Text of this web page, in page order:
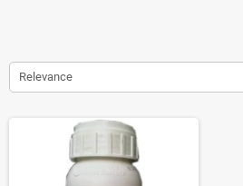
Relevance